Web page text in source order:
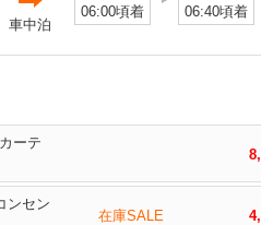
車中泊
06:00頃着
06:40頃着
ーテ
セン
在庫SALE